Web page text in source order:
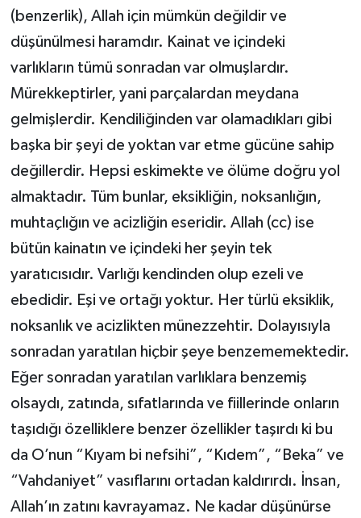
(benzerlik), Allah için mümkün değildir ve
düşünülmesi haramdır. Kainat ve içindeki
varlıkların tümü sonradan var olmuşlardır.
Mürekkeptirler, yani parçalardan meydana
gelmişlerdir. Kendiliğinden var olamadıkları gibi
başka bir şeyi de yoktan var etme gücüne sahip
değillerdir. Hepsi eskimekte ve ölüme doğru yol
almaktadır. Tüm bunlar, eksikliğin, noksanlığın,
muhtaçlığın ve acizliğin eseridir. Allah (cc) ise
bütün kainatın ve içindeki her şeyin tek
yaratıcısıdır. Varlığı kendinden olup ezeli ve
ebedidir. Eşi ve ortağı yoktur. Her türlü eksiklik,
noksanlık ve acizlikten münezzehtir. Dolayısıyla
sonradan yaratılan hiçbir şeye benzememektedir.
Eğer sonradan yaratılan varlıklara benzemiş
olsaydı, zatında, sıfatlarında ve fiillerinde onların
taşıdığı özelliklere benzer özellikler taşırdı ki bu
da O’nun “Kıyam bi nefsihi”, “Kıdem”, “Beka” ve
“Vahdaniyet” vasıflarını ortadan kaldırırdı. İnsan,
Allah’ın zatını kavrayamaz. Ne kadar düşünürse